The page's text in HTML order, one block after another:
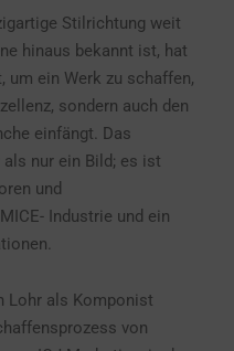
Stilrichtung weit
hinaus bekannt ist, hat
um ein Werk zu schaffen,
sondern auch den
einfängt. Das
als nur ein Bild; es ist
und
Industrie und ein
Lohr als Komponist
von